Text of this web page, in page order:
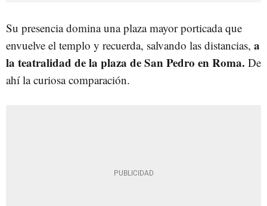
Su presencia domina una plaza mayor porticada que
envuelve el templo y recuerda, salvando las distancias, a
la teatralidad de la plaza de San Pedro en Roma. De
ahí la curiosa comparación.